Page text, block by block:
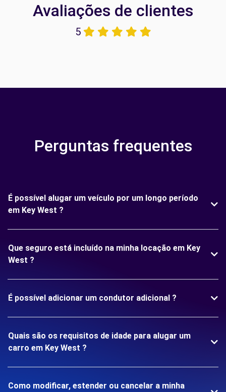
Avaliações de clientes
5
Perguntas frequentes
É possível alugar um veículo por um longo período
em Key West ?
Que seguro está incluído na minha locação em Key
West ?
É possível adicionar um condutor adicional ?
Quais são os requisitos de idade para alugar um
carro em Key West ?
Como modificar, estender ou cancelar a minha